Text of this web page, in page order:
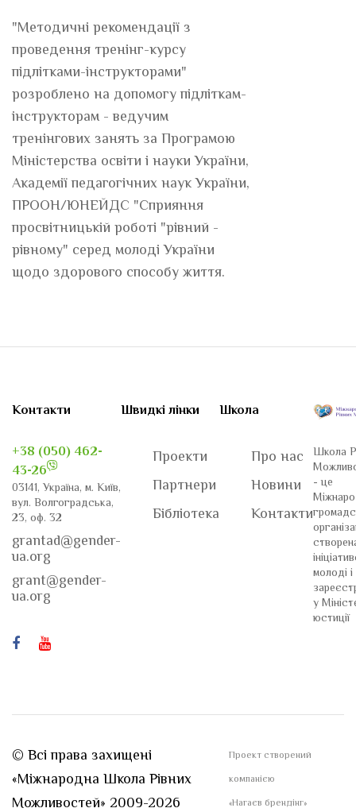
"Методичні рекомендації з
проведення тренінг-курсу
підлітками-інструкторами"
розроблено на допомогу підліткам-
інструкторам - ведучим
тренінгових занять за Програмою
Міністерства освіти і науки України,
Академії педагогічних наук України,
ПРООН/ЮНЕЙДС "Сприяння
просвітницькій роботі "рівний -
рівному" серед молоді України
щодо здорового способу життя.
Контакти
+38 (050) 462-
43-26
03141, Україна, м. Київ,
вул. Волгоградська,
23, оф. 32
grantad@gender-
ua.org
grant@gender-
ua.org
Швидкі лінки
Проекти
Партнери
Бібліотека
Школа
Про нас
Новини
Контакти
Школа
- це
молоді і
у
юстиції
© Всі права захищені
«Міжнародна Школа Рівних
Можливостей» 2009-2026
Проект створений
компанією
«Нагаєв брендінг»